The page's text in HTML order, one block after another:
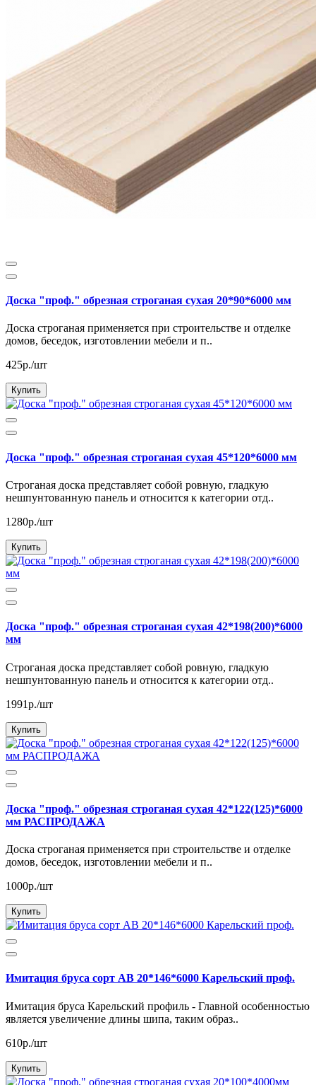
Доска "проф." обрезная строганая сухая 20*90*6000 мм
Доска строганая применяется при строительстве и отделке
домов, беседок, изготовлении мебели и п..
425р./шт
Купить
Доска "проф." обрезная строганая сухая 45*120*6000 мм
Строганая доска представляет собой ровную, гладкую
нешпунтованную панель и относится к категории отд..
1280р./шт
Купить
Доска "проф." обрезная строганая сухая 42*198(200)*6000
мм
Строганая доска представляет собой ровную, гладкую
нешпунтованную панель и относится к категории отд..
1991р./шт
Купить
Доска "проф." обрезная строганая сухая 42*122(125)*6000
мм РАСПРОДАЖА
Доска строганая применяется при строительстве и отделке
домов, беседок, изготовлении мебели и п..
1000р./шт
Купить
Имитация бруса сорт АВ 20*146*6000 Карельский проф.
Имитация бруса Карельский профиль - Главной особенностью
является увеличение длины шипа, таким образ..
610р./шт
Купить